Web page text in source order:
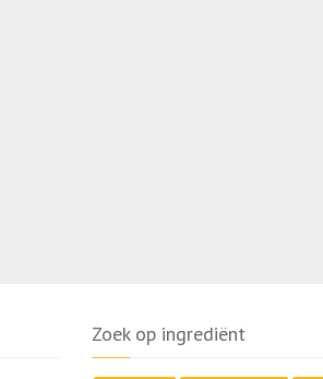
Zoek op ingrediënt